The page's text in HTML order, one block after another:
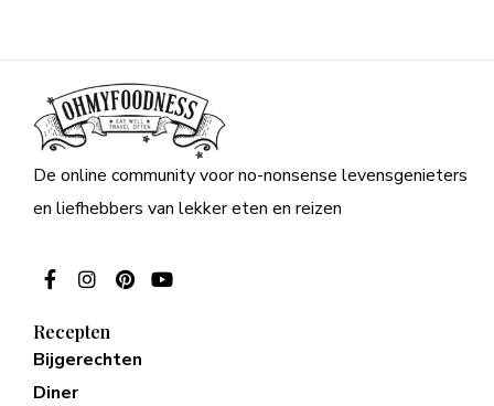
De online community voor no-nonsense levensgenieters
en liefhebbers van lekker eten en reizen
Recepten
Bijgerechten
Diner